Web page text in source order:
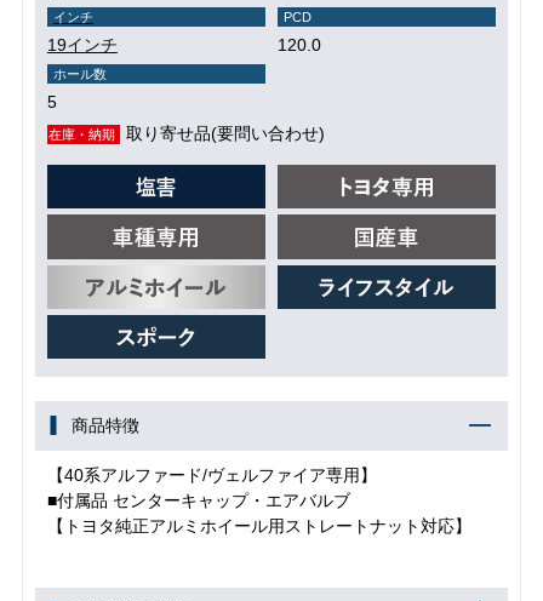
インチ
19インチ
PCD
120.0
ホール数
5
在庫・納期 取り寄せ品(要問い合わせ)
商品特徴
【40系アルファード/ヴェルファイア専用】
■付属品 センターキャップ・エアバルブ
【トヨタ純正アルミホイール用ストレートナット対応】